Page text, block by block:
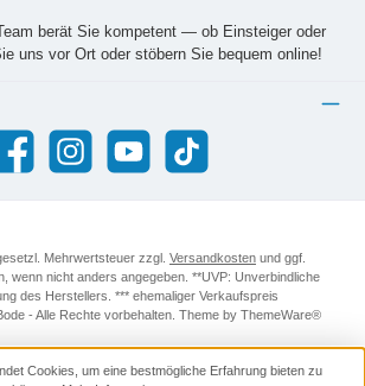
berät Sie kompetent — ob Einsteiger oder
uns vor Ort oder stöbern Sie bequem online!
Instagram YouTube TikTok
Mehrwertsteuer zzgl. Versandkosten und ggf.
wenn nicht anders angegeben. **UVP: Unverbindliche
des Herstellers. *** ehemaliger Verkaufspreis
- Alle Rechte vorbehalten. Theme by ThemeWare®
Cookies, um eine bestmögliche Erfahrung bieten zu